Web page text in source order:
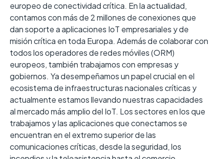
europeo de conectividad crítica. En la actualidad,
contamos con más de 2 millones de conexiones que
dan soporte a aplicaciones IoT empresariales y de
misión crítica en toda Europa. Además de colaborar con
todos los operadores de redes móviles (ORM)
europeos, también trabajamos con empresas y
gobiernos. Ya desempeñamos un papel crucial en el
ecosistema de infraestructuras nacionales críticas y
actualmente estamos llevando nuestras capacidades
al mercado más amplio del IoT. Los sectores en los que
trabajamos y las aplicaciones que conectamos se
encuentran en el extremo superior de las
comunicaciones críticas, desde la seguridad, los